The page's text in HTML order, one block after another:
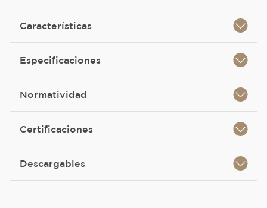
Características
Especificaciones
Normatividad
Certificaciones
Descargables